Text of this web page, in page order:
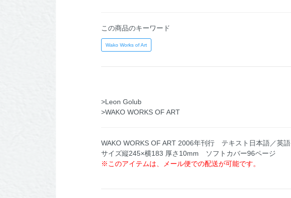
この商品のキーワード
Wako Works of Art
>Leon Golub
>WAKO WORKS OF ART
WAKO WORKS OF ART 2006年刊行 テキスト日本語／英語
サイズ縦245×横183 厚さ10mm ソフトカバー96ページ
※このアイテムは、メール便での配送が可能です。